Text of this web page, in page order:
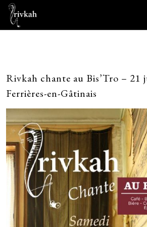
Scènes
Scènes passées
Jukebox
Duet (2021)
Birthdayz (2016)
Shara (novembre
Bobines
Scopitones
Représentations
Pellicule
Papiers
Rivkah chante au Bis’Tro – 21
Ferrières-en-Gâtinais